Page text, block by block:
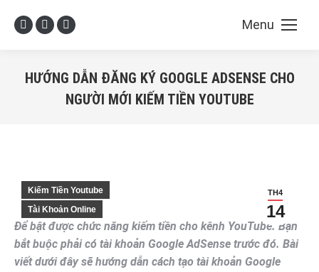
Menu
Facebook
opens
X
opens
YouTube
opens
new
HƯỚNG DẪN ĐĂNG KÝ GOOGLE ADSENSE CHO
NGƯỜI MỚI KIẾM TIỀN YOUTUBE
TH4
14
Kiếm Tiền Youtube
Tài Khoản Online
Để bật được chức năng kiếm tiền cho kênh YouTube. Bạn
bắt buộc phải có tài khoản Google AdSense trước đó. Bài
viết dưới đây sẽ hướng dẫn cách tạo tài khoản Google